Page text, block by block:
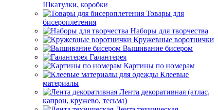
Шкатулки, коробки
Товары для
бисероплетения
Наборы для творчества
Кружевные воротнички
Вышивание бисером
Галантерея
Картины по номерам
Клеевые
материалы
Лента декоративная (атлас,
капрон, кружево, тесьма)